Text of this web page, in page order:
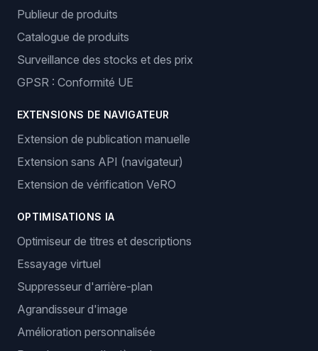
Publieur de produits
Catalogue de produits
Surveillance des stocks et des prix
GPSR : Conformité UE
EXTENSIONS DE NAVIGATEUR
Extension de publication manuelle
Extension sans API (navigateur)
Extension de vérification VeRO
OPTIMISATIONS IA
Optimiseur de titres et descriptions
Essayage virtuel
Suppresseur d'arrière-plan
Agrandisseur d'image
Amélioration personnalisée